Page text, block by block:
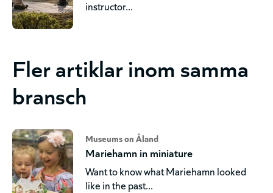
instructor...
Fler artiklar inom samma
bransch
Museums on Åland
Mariehamn in miniature
Want to know what Mariehamn looked
like in the past...